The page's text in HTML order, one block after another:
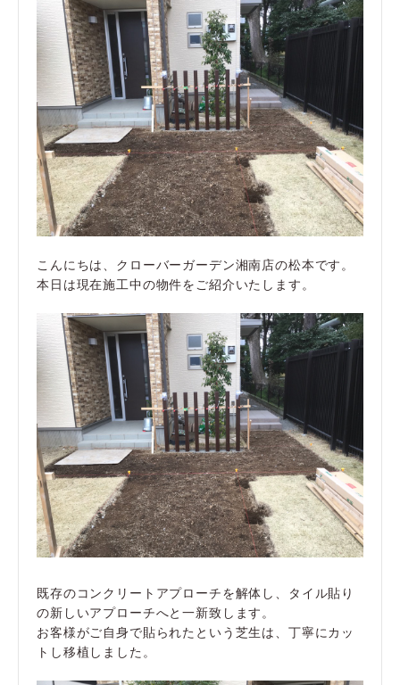
こんにちは、クローバーガーデン湘南店の松本です。
本日は現在施工中の物件をご紹介いたします。
既存のコンクリートアプローチを解体し、タイル貼り
の新しいアプローチへと一新致します。
お客様がご自身で貼られたという芝生は、丁寧にカッ
トし移植しました。